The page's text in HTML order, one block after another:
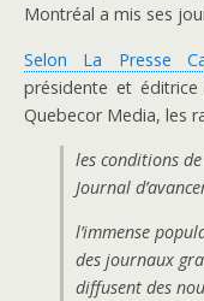
Montréal a mis ses
Selon La Presse
présidente et
Quebecor Media, les
les conditions
Journal
l’immense
des journaux
diffusent des